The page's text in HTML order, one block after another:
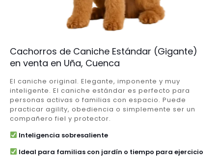
Cachorros de Caniche Estándar (Gigante)
en venta en Uña, Cuenca
El caniche original. Elegante, imponente y muy
inteligente. El caniche estándar es perfecto para
personas activas o familias con espacio. Puede
practicar agility, obediencia o simplemente ser un
compañero fiel y protector.
Inteligencia sobresaliente
Ideal para familias con jardín o tiempo para ejercicio